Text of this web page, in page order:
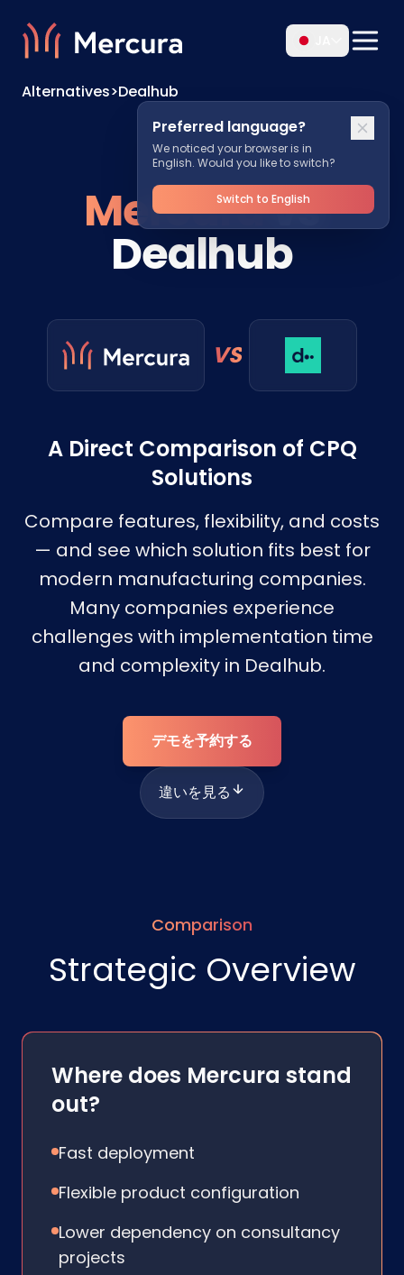
Preferred language?
We noticed your browser is in
English. Would you like to switch?
Switch to English
Alternatives>Dealhub
Mercuravs
Dealhub
VS
A Direct Comparison of CPQ
Solutions
Compare features, flexibility, and costs
— and see which solution fits best for
modern manufacturing companies.
Many companies experience
challenges with implementation time
and complexity in Dealhub.
デモを予約する
違いを見る
Comparison
Strategic Overview
Where does Mercura stand
out?
Fast deployment
Flexible product configuration
Lower dependency on consultancy
projects